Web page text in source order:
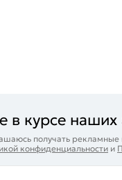
в курсе
получать
конфиденциальности и